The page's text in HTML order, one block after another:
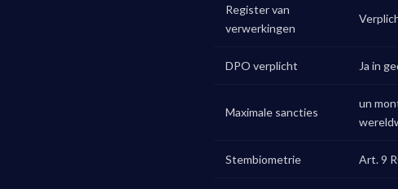
Register van
verwerkingen
DPO verplicht Ja in
Maximale sancties
un
Stembiometrie Art. 9